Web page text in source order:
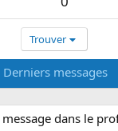
Trouver
Derniers messages
dans le